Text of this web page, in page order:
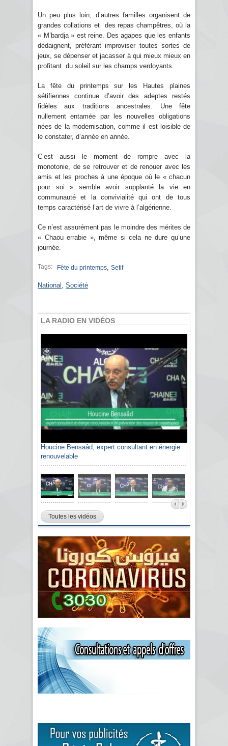
Un peu plus loin, d’autres familles organisent de
grandes collations et des repas champêtres, où la
« M’bardja » est reine. Des agapes que les enfants
dédaignent, préférant improviser toutes sortes de
jeux, se dépenser et jacasser à qui mieux mieux en
profitant du soleil sur les champs verdoyants.
La fête du printemps sur les Hautes plaines
sétifiennes continue d’avoir des adeptes restés
fidèles aux traditions ancestrales. Une fête
nullement entamée par les nouvelles obligations
nées de la modernisation, comme il est loisible de
le constater, d’année en année.
C’est aussi le moment de rompre avec la
monotonie, de se retrouver et de renouer avec les
amis et les proches à une époque où le « chacun
pour soi » semble avoir supplanté la vie en
communauté et la convivialité qui ont de tous
temps caractérisé l’art de vivre à l’algérienne.
Ce n’est assurément pas le moindre des mérites de
« Chaou errabie », même si cela ne dure qu’une
journée.
Tags: Fête du printemps Setif
National Société
LA RADIO EN VIDÉOS
Houcine Bensaâd, expert consultant en énergie
renouvelable
Toutes les vidéos